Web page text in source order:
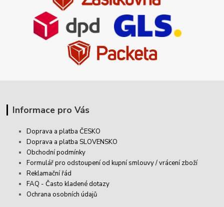
Informace pro Vás
Doprava a platba ČESKO
Doprava a platba SLOVENSKO
Obchodní podmínky
Formulář pro odstoupení od kupní smlouvy / vrácení zboží
Reklamační řád
FAQ - Často kladené dotazy
Ochrana osobních údajů